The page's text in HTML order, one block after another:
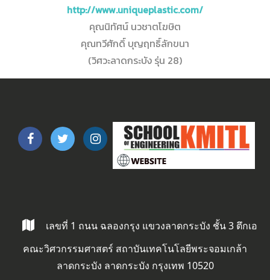
http://www.uniqueplastic.com/
คุณนิทัศน์ นวชาตโฆษิต
คุณทวีศักดิ์ บุญฤทธิ์ลักขนา
(วิศวะลาดกระบัง รุ่น 28)
เลขที่ 1 ถนน ฉลองกรุง แขวงลาดกระบัง ชั้น 3 ตึกเอ
คณะวิศวกรรมศาสตร์ สถาบันเทคโนโลยีพระจอมเกล้า
ลาดกระบัง ลาดกระบัง กรุงเทพ 10520